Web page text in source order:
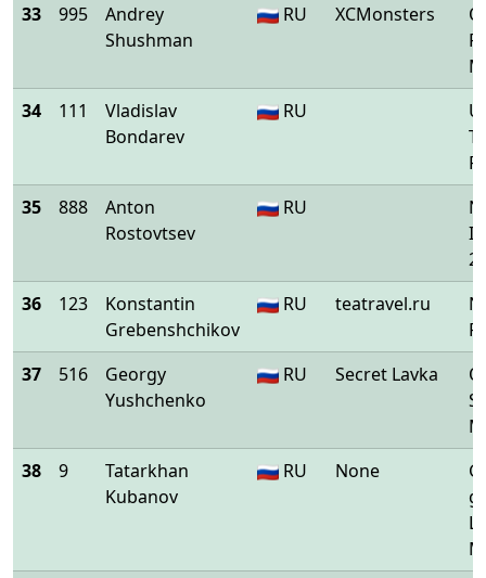
33
995
Andrey
Shushman
RU XCMonsters
34
111
Vladislav
Bondarev
RU
35
888
Anton
Rostovtsev
RU
36
123
Konstantin
Grebenshchikov
RU teatravel.ru
37
516
Georgy
Yushchenko
RU Secret Lavka
38
9
Tatarkhan
Kubanov
RU None
M